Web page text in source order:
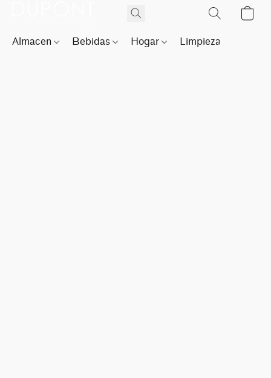
Almacen Bebidas Hogar Limpieza